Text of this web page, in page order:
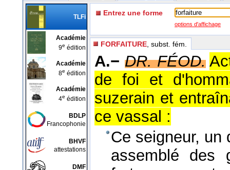
TLFi
Académie
9e édition
Académie
8e édition
Académie
4e édition
BDLP
Francophonie
BHVF
attestations
DMF
Entrez une forme
options d'affichage
FORFAITURE , subst. fém.
A.− DR. FÉOD.
de foi et
suzerain et
ce vassal :
Ce seigneur, un
assemblé des